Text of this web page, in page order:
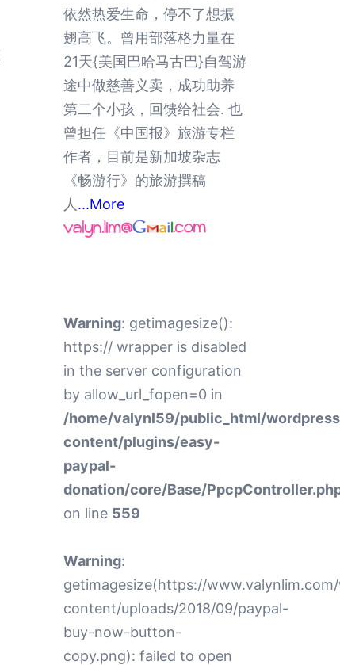
依然热爱生命，停不了想振
翅高飞。曾用部落格力量在
21天{美国巴哈马古巴}自驾游
途中做慈善义卖，成功助养
第二个小孩，回馈给社会. 也
曾担任《中国报》旅游专栏
作者，目前是新加坡杂志
《畅游行》的旅游撰稿
人 ...More
Warning: getimagesize():
https:// wrapper is disabled
in the server configuration
by allow_url_fopen=0 in
/home/valynl59/public_html/
content/plugins/easy-
paypal-
donation/core/Base/
on line 559
Warning:
getimagesize(https://
content/uploads/2018/09/paypal-
buy-now-button-
copy.png): failed to open